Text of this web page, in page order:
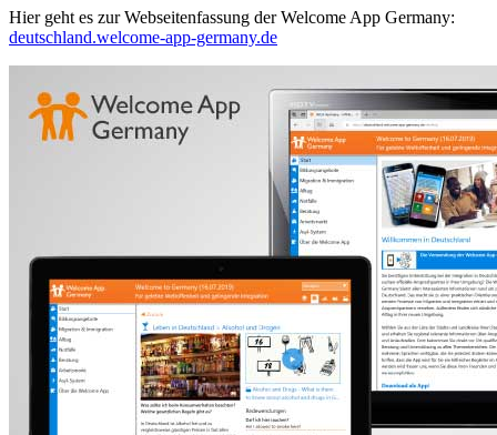
Hier geht es zur Webseitenfassung der Welcome App Germany:
deutschland.welcome-app-germany.de